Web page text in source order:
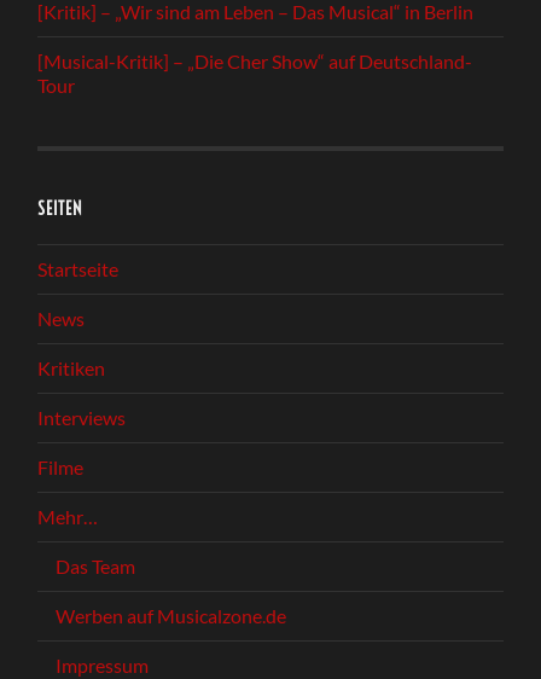
[Kritik] – „Wir sind am Leben – Das Musical“ in Berlin
[Musical-Kritik] – „Die Cher Show“ auf Deutschland-
Tour
SEITEN
Startseite
News
Kritiken
Interviews
Filme
Mehr…
Das Team
Werben auf Musicalzone.de
Impressum